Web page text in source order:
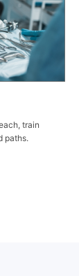
train
paths.